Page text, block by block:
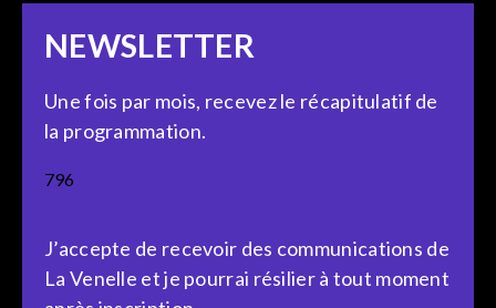
NEWSLETTER
Une fois par mois, recevez le récapitulatif de
la programmation.
796
J’accepte de recevoir des communications de
La Venelle et je pourrai résilier à tout moment